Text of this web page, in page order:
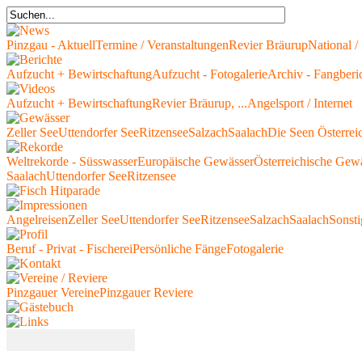
Pinzgau - AktuellTermine / VeranstaltungenRevier BräurupNational /
Aufzucht + BewirtschaftungAufzucht - FotogalerieArchiv -
Aufzucht + BewirtschaftungRevier Bräurup, ...Angelsport / Internet
Zeller SeeUttendorfer SeeRitzenseeSalzachSaalachDie Seen
Weltrekorde - SüsswasserEuropäische GewässerÖsterreichische
SaalachUttendorfer SeeRitzensee
AngelreisenZeller SeeUttendorfer SeeRitzenseeSalzachSaalach
Beruf - Privat - FischereiPersönliche FängeFotogalerie
Pinzgauer VereinePinzgauer Reviere